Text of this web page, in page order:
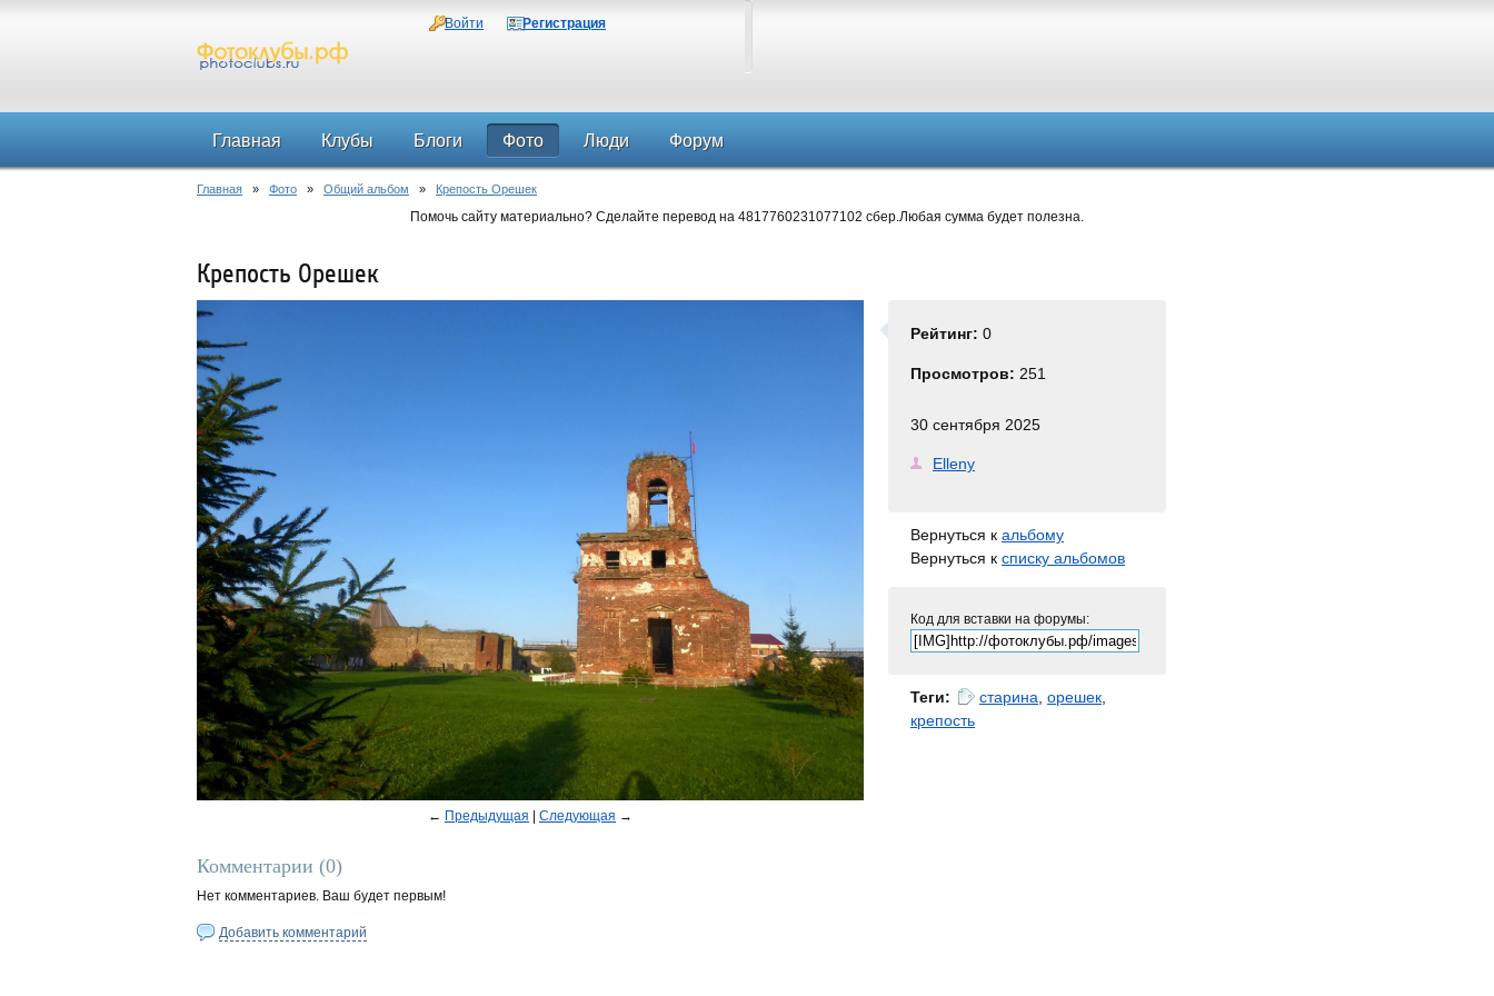
Войти Регистрация
Главная Клубы Блоги Фото Люди Форум
Главная » Фото » Общий альбом » Крепость Орешек
Помочь сайту материально? Сделайте перевод на 4817760231077102 сбер.Любая сумма будет полезна.
Крепость Орешек
← Предыдущая Следующая →
Рейтинг: 0
Просмотров: 251
30 сентября 2025
Elleny
Вернуться к альбому
Вернуться к списку альбомов
Код для вставки на форумы:
Теги: старина орешек
крепость
Комментарии (0)
Нет комментариев. Ваш будет первым!
Добавить комментарий